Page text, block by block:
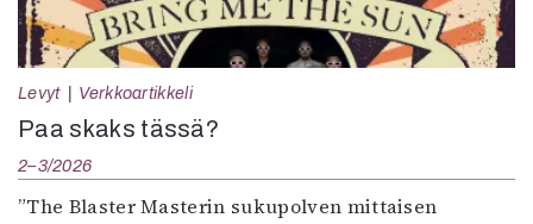
Levyt Verkkoartikkeli
Paa skaks tässä?
2–3/2026
”The Blaster Masterin sukupolven mittaisen